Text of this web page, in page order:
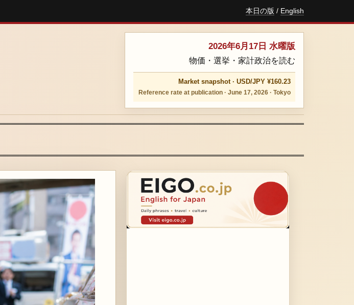
本日の版 / English
2026年6月17日 水曜版
物価・選挙・家計政治を読む
Market snapshot · USD/JPY ¥160.23
Reference rate at publication · June 17, 2026 · Tokyo